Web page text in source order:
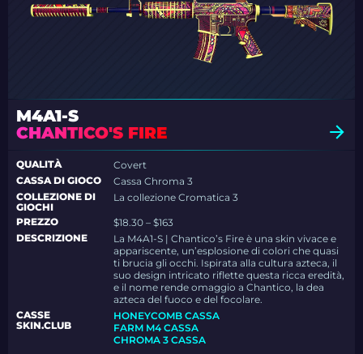
M4A1-S
CHANTICO'S FIRE
QUALITÀ
Covert
CASSA DI GIOCO
Cassa Chroma 3
COLLEZIONE DI
GIOCHI
La collezione Cromatica 3
PREZZO
$18.30 – $163
DESCRIZIONE
La M4A1-S | Chantico’s Fire è una skin vivace e
appariscente, un’esplosione di colori che quasi
ti brucia gli occhi. Ispirata alla cultura azteca, il
suo design intricato riflette questa ricca eredità,
e il nome rende omaggio a Chantico, la dea
azteca del fuoco e del focolare.
CASSE
SKIN.CLUB
HONEYCOMB CASSA
FARM M4 CASSA
CHROMA 3 CASSA